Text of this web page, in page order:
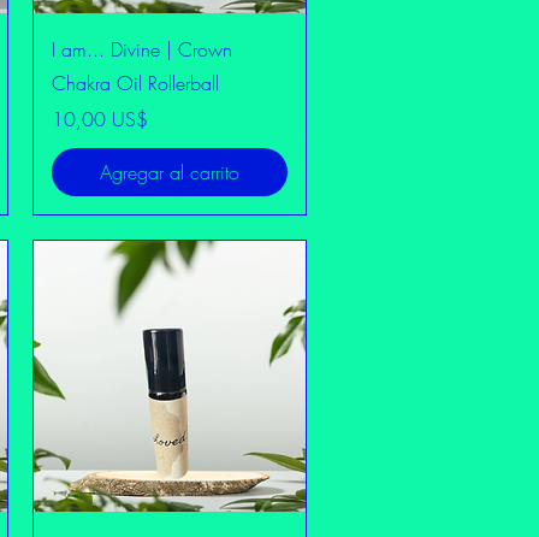
Vista rápida
I am... Divine | Crown
Chakra Oil Rollerball
Precio
10,00 US$
Agregar al carrito